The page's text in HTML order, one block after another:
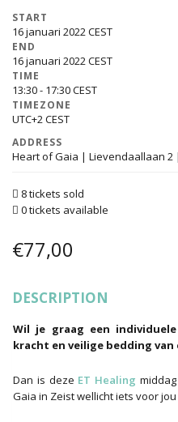
START
16 januari 2022
END
16 januari 2022
TIME
13:30 - 17:30
TIMEZONE
UTC+2
ADDRESS
Heart of Gaia | Lievendaallaan 2
8 tickets sold
0 tickets available
€77,00
DESCRIPTION
Wil je graag een
kracht en veilige bedding van
Dan is deze ET Healing
Gaia in Zeist wellicht iets voor jou